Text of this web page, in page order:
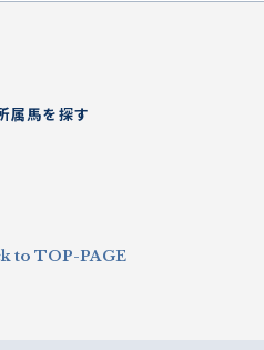
属馬を探す
to TOP-PAGE